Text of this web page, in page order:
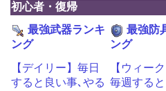
初心者・復帰
最強武器ランキ
ング
最強防
ング
【デイリー】毎日
すると良い事､やる
【ウィー
毎週すると